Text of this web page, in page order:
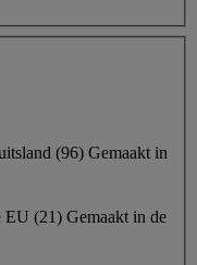
(96) Gemaakt in
EU (21) Gemaakt in de